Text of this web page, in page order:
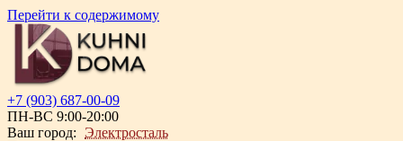
Перейти к содержимому
+7 (903) 687-00-09
ПН-ВС 9:00-20:00
Ваш город:
Электросталь